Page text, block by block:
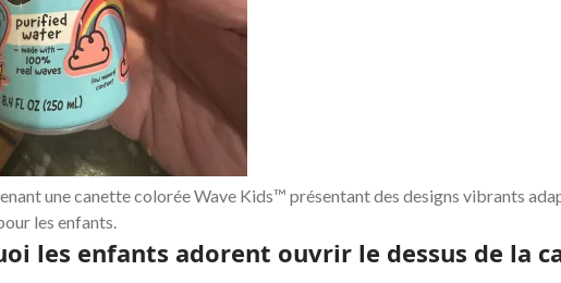
une canette colorée Wave Kids™ présentant des designs vibrants
les enfants.
les enfants adorent ouvrir le dessus de la